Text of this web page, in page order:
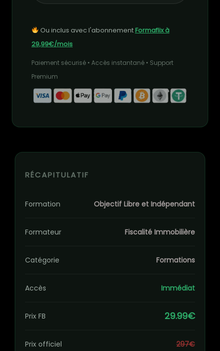
Ou inclus avec l'abonnementFormaflix à
29,99€/mois
Paiement sécurisé • Accès instantané • Support
Premium
RÉCAPITULATIF
Formation Objectif Libre et Indépendant
Formateur Fiscalité Immobilière
Catégorie Formations
Accès Immédiat
Prix FB 29.99€
Prix officiel 297€